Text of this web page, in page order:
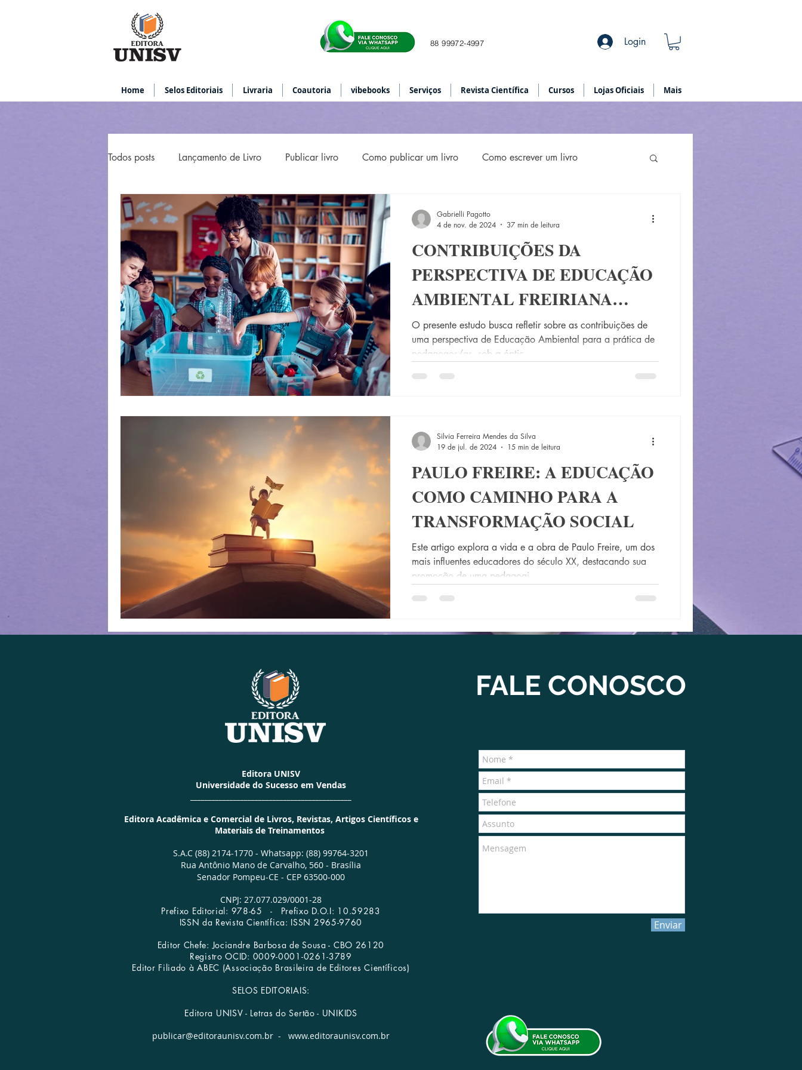
88 99972-4997 Login
Home Selos Editoriais Livraria Coautoria vibebooks Serviços Revista Científica Cursos Lojas Oficiais Mais
Todos posts Lançamento de Livro Publicar livro Como publicar um livro Como escrever um livro
melhores livros de vendas GHOST WRITING Ghost Writer
como diagramar um livro revisão de livro revisão ortográfica e gramatical Publicações Científicas
Direito Polícia Militar Assédio moral odontologia Medicina veterinária odontopediatria
Jurisprudência Direito fundamental Educação Inclusão Gestão educacional Educação especial
Pedagogia História Redes Sociais EaD Formação de professores
CONTRIBUIÇÕES DA
PERSPECTIVA DE EDUCAÇÃO
AMBIENTAL FREIRIANA
PARA A PRÁTICA
PEDAGÓGICA
O presente estudo busca refletir sobre as contribuições de
uma perspectiva de Educação Ambiental para a prática de
pedagogos/as, sob a óptic
Gabrielli Pagotto
4 de nov. de 2024
37 min de leitura
PAULO FREIRE: A EDUCAÇÃO
COMO CAMINHO PARA A
TRANSFORMAÇÃO SOCIAL
Este artigo explora a vida e a obra de Paulo Freire, um dos
mais influentes educadores do século XX, destacando sua
promoção de uma pedagogi
Silvia Ferreira Mendes da Silva
19 de jul. de 2024
15 min de leitura
Editora UNISV | Publicar Livros Livraria
Editora UNISV
Universidade do Sucesso em Vendas
Editora Acadêmica e Comercial de Livros, Revistas, Artigos Científicos e
Materiais de Treinamentos
S.A.C (88) 2174-1770 - Whatsapp: (88) 99764-3201
Rua Antônio Mano de Carvalho, 560 - Brasília
Senador Pompeu-CE - CEP 63500-000
CNPJ: 27.077.029/0001­-28
Prefixo Editorial: 978-65 - Prefixo D.O.I: 10.59283
ISSN da Revista Científica: ISSN 2965-9760
Editor Chefe: Jociandre Barbosa de Sousa - CBO 26120
Registro OCID: 0009-0001-0261-3789
Editor Filiado à ABEC (Associação Brasileira de Editores Científicos)
SELOS EDITORIAIS:
Editora UNISV - Letras do Sertão - UNIKIDS
publicar@editoraunisv.com.br - www.editoraunisv.com.br
FALE CONOSCO
Enviar